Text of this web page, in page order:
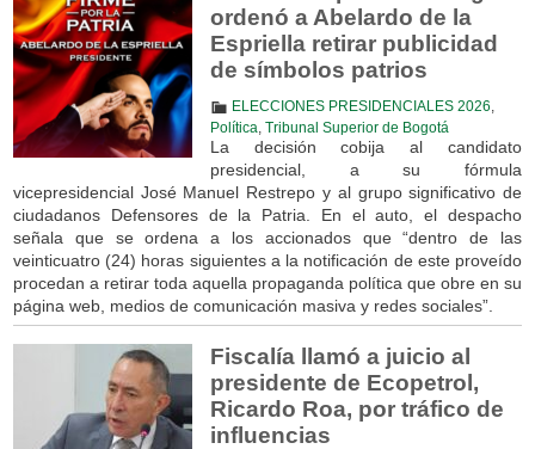
ordenó a Abelardo de la
Espriella retirar publicidad
de símbolos patrios
ELECCIONES PRESIDENCIALES 2026
Política Tribunal Superior de Bogotá
La decisión cobija al candidato
presidencial, a su fórmula
vicepresidencial José Manuel Restrepo y al grupo significativo de
ciudadanos Defensores de la Patria. En el auto, el despacho
señala que se ordena a los accionados que “dentro de las
veinticuatro (24) horas siguientes a la notificación de este proveído
procedan a retirar toda aquella propaganda política que obre en su
página web, medios de comunicación masiva y redes sociales”.
Fiscalía llamó a juicio al
presidente de Ecopetrol,
Ricardo Roa, por tráfico de
influencias